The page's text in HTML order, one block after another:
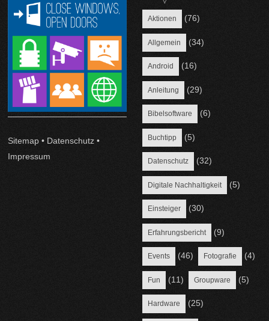
Sitemap • Datenschutz •
Impressum
Aktionen (76)
Allgemein (34)
Android (16)
Anleitung (29)
Bibelsoftware (6)
Buchtipp (5)
Datenschutz (32)
Digitale Nachhaltigkeit (5)
Einsteiger (30)
Erfahrungsbericht (9)
Events (46) Fotografie (4)
Fun (11) Groupware (5)
Hardware (25)